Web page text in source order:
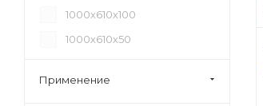
1000х610х100
1000х610х50
Применение